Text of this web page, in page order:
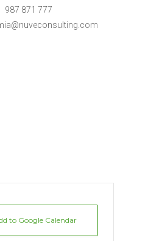
987 871 777
to Google Calendar